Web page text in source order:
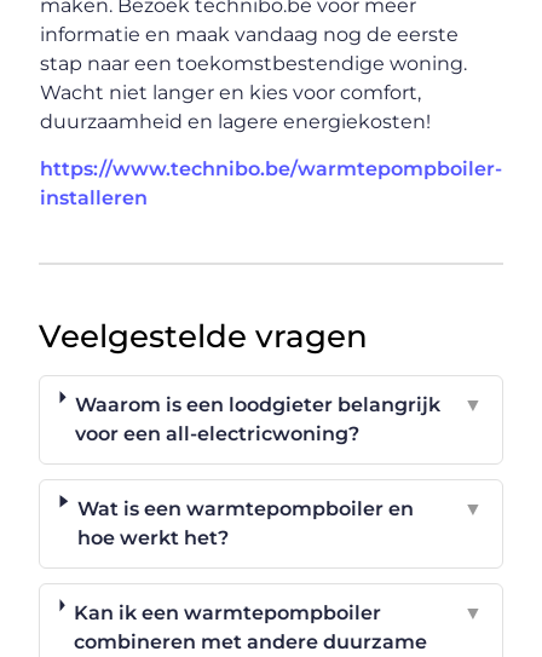
maken. Bezoek technibo.be voor meer
informatie en maak vandaag nog de eerste
stap naar een toekomstbestendige woning.
Wacht niet langer en kies voor comfort,
duurzaamheid en lagere energiekosten!
https://www.technibo.be/warmtepompboiler-
installeren
Veelgestelde vragen
Waarom is een loodgieter belangrijk
voor een all-electricwoning?
▼
Wat is een warmtepompboiler en
hoe werkt het?
▼
Kan ik een warmtepompboiler
combineren met andere duurzame
▼